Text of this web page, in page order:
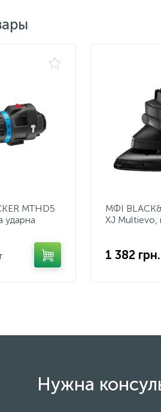
MTHD5
ударна
МФІ
XJ Multievo,
1 382 грн.
Нужна